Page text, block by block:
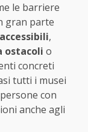
le barriere
gran parte
,
ostacoli o
concreti
tutti i musei
con
anche agli